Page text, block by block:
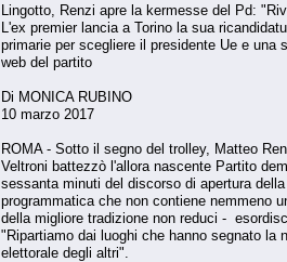
Lingotto, Renzi apre la kermesse del Pd:
L'ex premier lancia a Torino la sua
primarie per scegliere il presidente Ue e una
web del partito
Di MONICA RUBINO
10 marzo 2017
ROMA - Sotto il segno del trolley, Matteo
Veltroni battezzò l'allora nascente Partito
sessanta minuti del discorso di apertura
programmatica che non contiene nemmeno
della migliore tradizione non reduci -
"Ripartiamo dai luoghi che hanno segnato
elettorale degli altri".